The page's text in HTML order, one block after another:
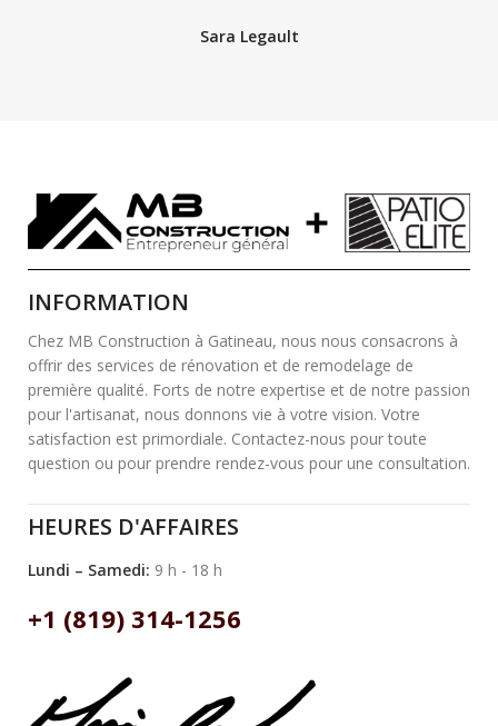
Sara Legault
INFORMATION
Chez MB Construction à Gatineau, nous nous consacrons à
offrir des services de rénovation et de remodelage de
première qualité. Forts de notre expertise et de notre passion
pour l'artisanat, nous donnons vie à votre vision. Votre
satisfaction est primordiale. Contactez-nous pour toute
question ou pour prendre rendez-vous pour une consultation.
HEURES D'AFFAIRES
Lundi – Samedi: 9 h - 18 h
+1 (819) 314-1256